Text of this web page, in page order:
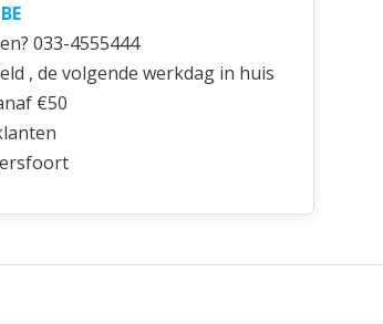
BE
033-4555444
, de volgende werkdag in huis
€50